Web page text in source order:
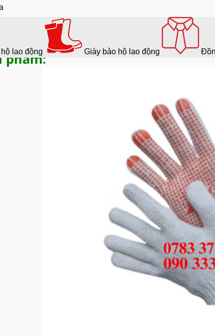
và an toàn.
phẩm:
lao động Giày bảo hộ lao động